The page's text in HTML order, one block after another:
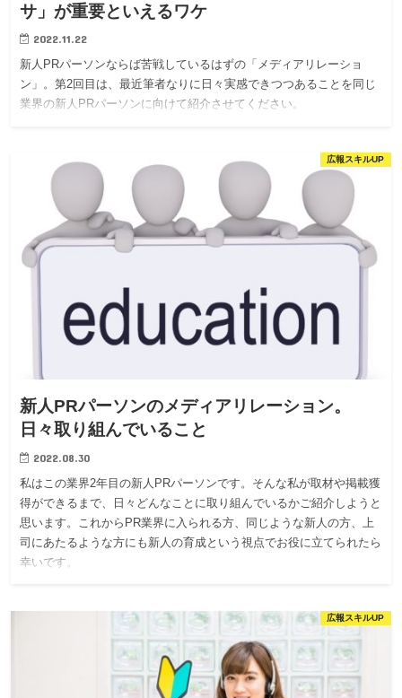
サ」が重要といえるワケ
2022.11.22
新人PRパーソンならば苦戦しているはずの「メディアリレーショ
ン」。第2回目は、最近筆者なりに日々実感できつつあることを同じ
業界の新人PRパーソンに向けて紹介させてください。
広報スキルUP
新人PRパーソンのメディアリレーション。
日々取り組んでいること
2022.08.30
私はこの業界2年目の新人PRパーソンです。そんな私が取材や掲載獲
得ができるまで、日々どんなことに取り組んでいるかご紹介しようと
思います。これからPR業界に入られる方、同じような新人の方、上
司にあたるような方にも新人の育成という視点でお役に立てられたら
幸いです。
広報スキルUP